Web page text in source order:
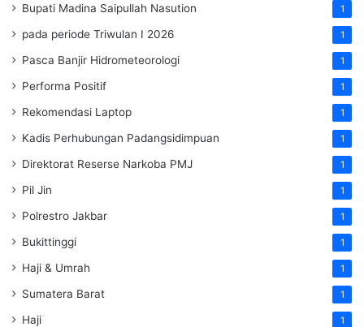
Bupati Madina Saipullah Nasution 1
pada periode Triwulan I 2026 1
Pasca Banjir Hidrometeorologi 1
Performa Positif 1
Rekomendasi Laptop 1
Kadis Perhubungan Padangsidimpuan 1
Direktorat Reserse Narkoba PMJ 1
Pil Jin 1
Polrestro Jakbar 1
Bukittinggi 1
Haji & Umrah 1
Sumatera Barat 1
Haji 1